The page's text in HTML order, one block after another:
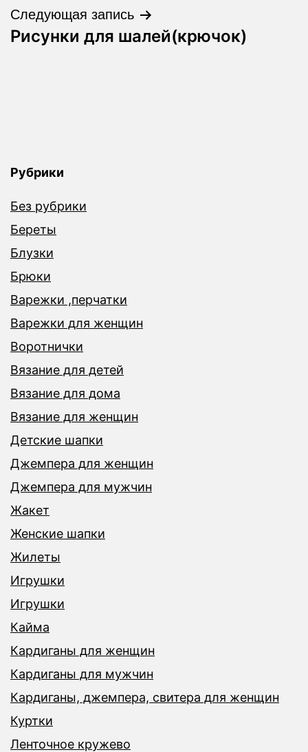
записям
Следующая запись
Рисунки для шалей(крючок)
Рубрики
Без рубрики
Береты
Блузки
Брюки
Варежки ,перчатки
Варежки для женщин
Воротнички
Вязание для детей
Вязание для дома
Вязание для женщин
Детские шапки
Джемпера для женщин
Джемпера для мужчин
Жакет
Женские шапки
Жилеты
Игрушки
Игрушки
Кайма
Кардиганы для женщин
Кардиганы для мужчин
Кардиганы, джемпера, свитера для женщин
Куртки
Ленточное кружево